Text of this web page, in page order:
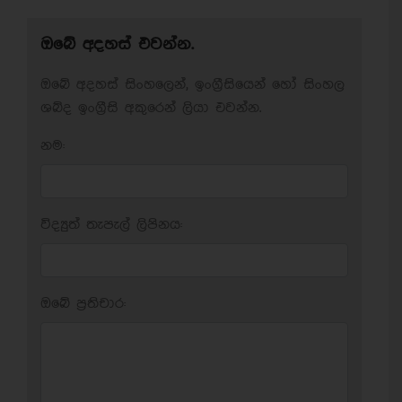
ඔබේ අදහස් එවන්න.